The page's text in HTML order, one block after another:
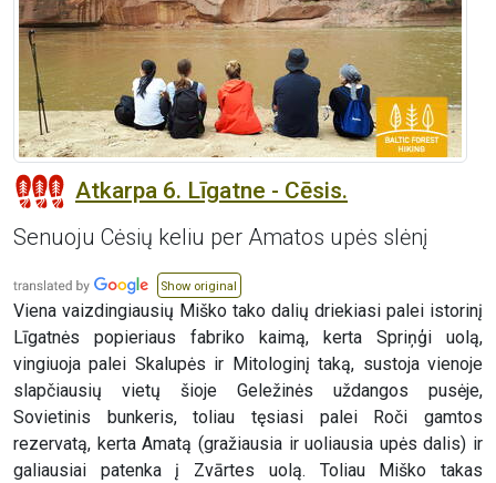
Atkarpa 6. Līgatne - Cēsis.
Senuoju Cėsių keliu per Amatos upės slėnį
Show original
Viena vaizdingiausių Miško tako dalių driekiasi palei istorinį
Līgatnės popieriaus fabriko kaimą, kerta Spriņģi uolą,
vingiuoja palei Skalupės ir Mitologinį taką, sustoja vienoje
slapčiausių vietų šioje Geležinės uždangos pusėje,
Sovietinis bunkeris, toliau tęsiasi palei Roči gamtos
rezervatą, kerta Amatą (gražiausia ir uoliausia upės dalis) ir
galiausiai patenka į Zvārtes uolą. Toliau Miško takas